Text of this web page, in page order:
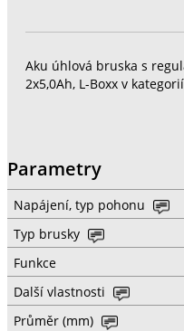
Aku úhlová bruska s
2x5,0Ah, L-Boxx v
Parametry
Napájení, typ pohonu
Typ brusky
Funkce
Další vlastnosti
Průměr (mm)